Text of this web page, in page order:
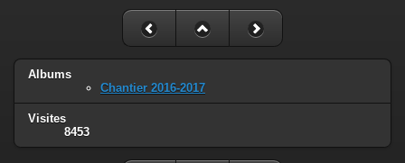
Albums
Chantier 2016-2017
Visites
8453